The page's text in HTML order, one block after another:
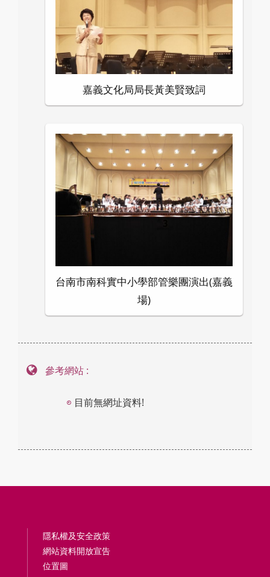
嘉義文化局局長黃美賢致詞
台南市南科實中小學部管樂團演出(嘉義
場)
參考網站 :
目前無網址資料!
隱私權及安全政策
網站資料開放宣告
位置圖